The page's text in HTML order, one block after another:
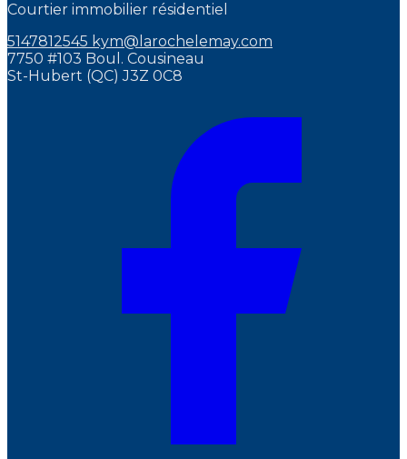
Courtier immobilier résidentiel
5147812545 kym@larochelemay.com
7750 #103 Boul. Cousineau
St-Hubert (QC) J3Z 0C8